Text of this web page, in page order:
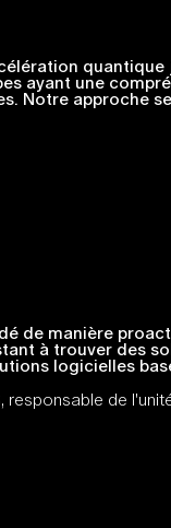
ayant une
Notre approche
de manière
à trouver des
logicielles
responsable de